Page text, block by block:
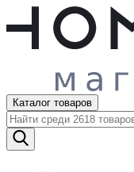
Каталог товаров